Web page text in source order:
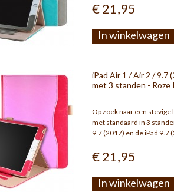
€ 21,95
In winkelwagen
iPad Air 1 / Air 2 / 9.7
met 3 standen - Roze
Op zoek naar een stevige
met standaard in 3
9.7 (2017) en de iPad 9.7
€ 21,95
In winkelwagen